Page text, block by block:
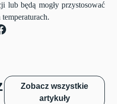
lub będą mogły przystosować
Zobacz wszystkie
artykuły